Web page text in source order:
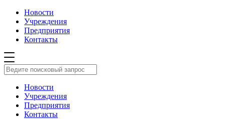
Новости
Учреждения
Предприятия
Контакты
Новости
Учреждения
Предприятия
Контакты